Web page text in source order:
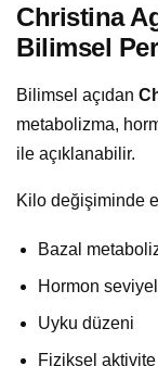
Christina
Bilimsel
Bilimsel açıdan
metabolizma,
ile açıklanabilir.
Kilo değişiminde
Bazal
Hormon
Uyku düzeni
Fiziksel aktivite